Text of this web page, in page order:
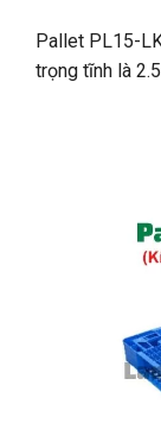
Pallet PL15-
trọng tĩnh là